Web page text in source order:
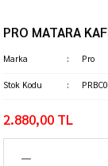
PRO MATARA
Marka Pro
Stok Kodu
2.880,00 TL